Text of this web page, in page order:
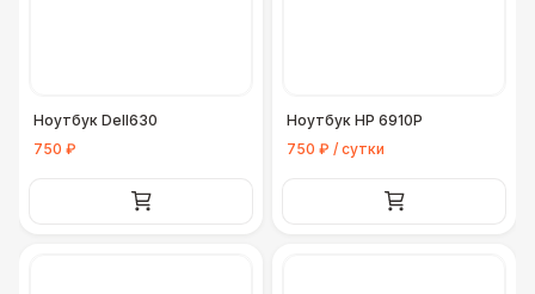
Ноутбук Dell630
750 ₽
Ноутбук HP 6910P
750 ₽ / сутки